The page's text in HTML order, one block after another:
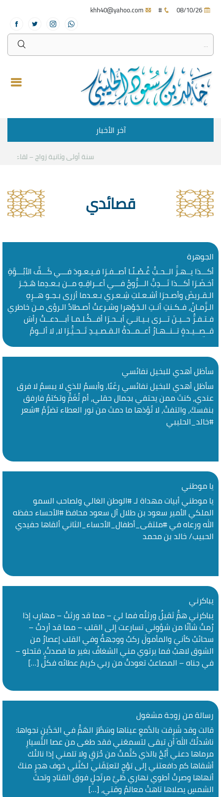
#
آخر الأخبار
سنة أولى وثانية زواج – لقاء مع
قصائدي
الجوهرة
أكـــذا يــهـزُّ الــحـبُّ غُـصْـنًـا أصــفـرَا فـيـعـودَ فـــي كَـــفِّ الأبُـــوَّةِ
أخـضَـرَا أكـــذا تَـــدِبُّ الـــرُّوحُ فـــي أعــراقِـهِ مــن بـعـدِما هَـجَـرَ
الـقـريضَ وأصـحرَا أشـعـلتِ شِـعـري بـعـدما أزرى بـجـو هــرِهِ
الـزَّمـانُ، فـكـنتِ أنـتِ الـجَوْهرا وشـرعتُ أصـطادُ الـرؤى مـن خاطري
فـتـفـرُّ حــيـنَ تـــرى بـيـانـيَ أبــحـرَا أفــكُـلـمـا أبـــدعــتُ رأسَ
قــصــيـدةٍ تــنــهـارُ أعــمــدةُ الـقـصـيـدِ تَــحـيُّـرَا لا، لا ألــومُ
سأظل أهدي للبخيل نفائسي
سأظل أهدي للبخيل نفائسي رغَبًا، وأبسمُ للذي لا يبسمُ لا فرق
عندي، كنتَ ممن يحتفي بجمال حقلي، أم تُغَمُّ وتكتمُ فارفق
بنفسكَ، والتفتْ، لا تًؤذها ما دمتَ من نور العطاء تضرَّمُ ‫#شعر‬
‫#خالد_الحليبي‬
يا موطني
يا موطني أبيات مهداة لـ #الوطن الغالي ولصاحب السمو
الملكي الأمير سعود بن طلال آل سعود محافظ #الأحساء حفظه
الله ورعاه في #ملتقى_أطفال_الأحساء_الثاني ألقاها حفيدي
الحبيب/ خالد بن محمد
يباكرني
يباكرني همٌّ ثقيلٌ ورثتُه فما ليَ – مما قد ورثتُ – مهارب إذا
رُمتُ شأنًا من شؤوني تسارعت إلى القلب – مما قد أردتُ –
سحائبُ كأنيَ والمأمولَ ركبٌ ووجهةٌ وفي القلب إعصارٌ من
الشوق لاهبُ فما يرتوي مني الشغافُ بغير ما قصدتُ، فتحلو –
في جناه – المصاعبُ تعودتُ من ربي كريمَ عطائه فكلُّ […]
رسالة من زوجة مشغول
قالت وقد شَرِقت بالدَّمعِ عيناها وسَطَّرَ الهَمُّ في الخدَّينِ نجواها:
ناشدتُكَ اللهَ أن تبقى لتسمعَني فقد طغى من عصا التَّسيارِ
مرماها دعني أَبُحْ بالذي كتَّمتُ من حُرَقٍ ولا تلمني إذا نالتْك
أشقاها كم دافعتني إلى بَوْحٍ لتعتِقَني لكنَّني خوف هجرٍ منكَ
أنهاها وصرتُ أطوي نهاري طَيَّ مرتَحِلٍ فوق القتادِ وتحتَ
الشمسِ يصلاها تاهتْ معالمُ وقتي، […]